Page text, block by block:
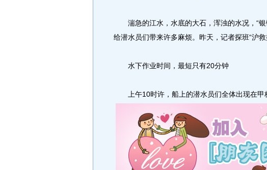
湍急的江水，水底的大石，浑浊的水况，“银
给潜水员们带来许多麻烦。昨天，记者探班“沪
水下作业时间，最短只有20分钟
上午10时许，船上的潜水员们全体出现在甲